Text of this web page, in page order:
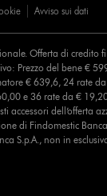
Avviso sui dati
Offerta di
Prezzo del bene €
€ 639,6, 24 rate
e 36 rate da €
accessori dell’offerta
di Findomestic
S.p.A., non in